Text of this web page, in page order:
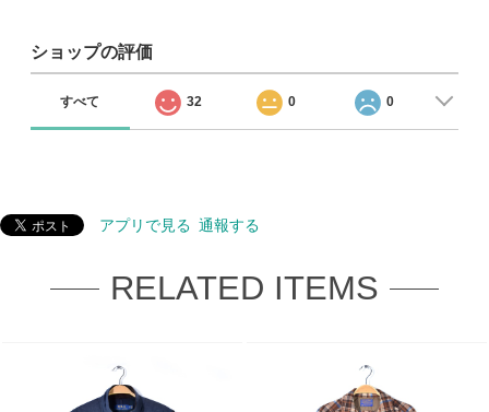
ショップの評価
すべて 32 0 0
アプリで見る 通報する
RELATED ITEMS